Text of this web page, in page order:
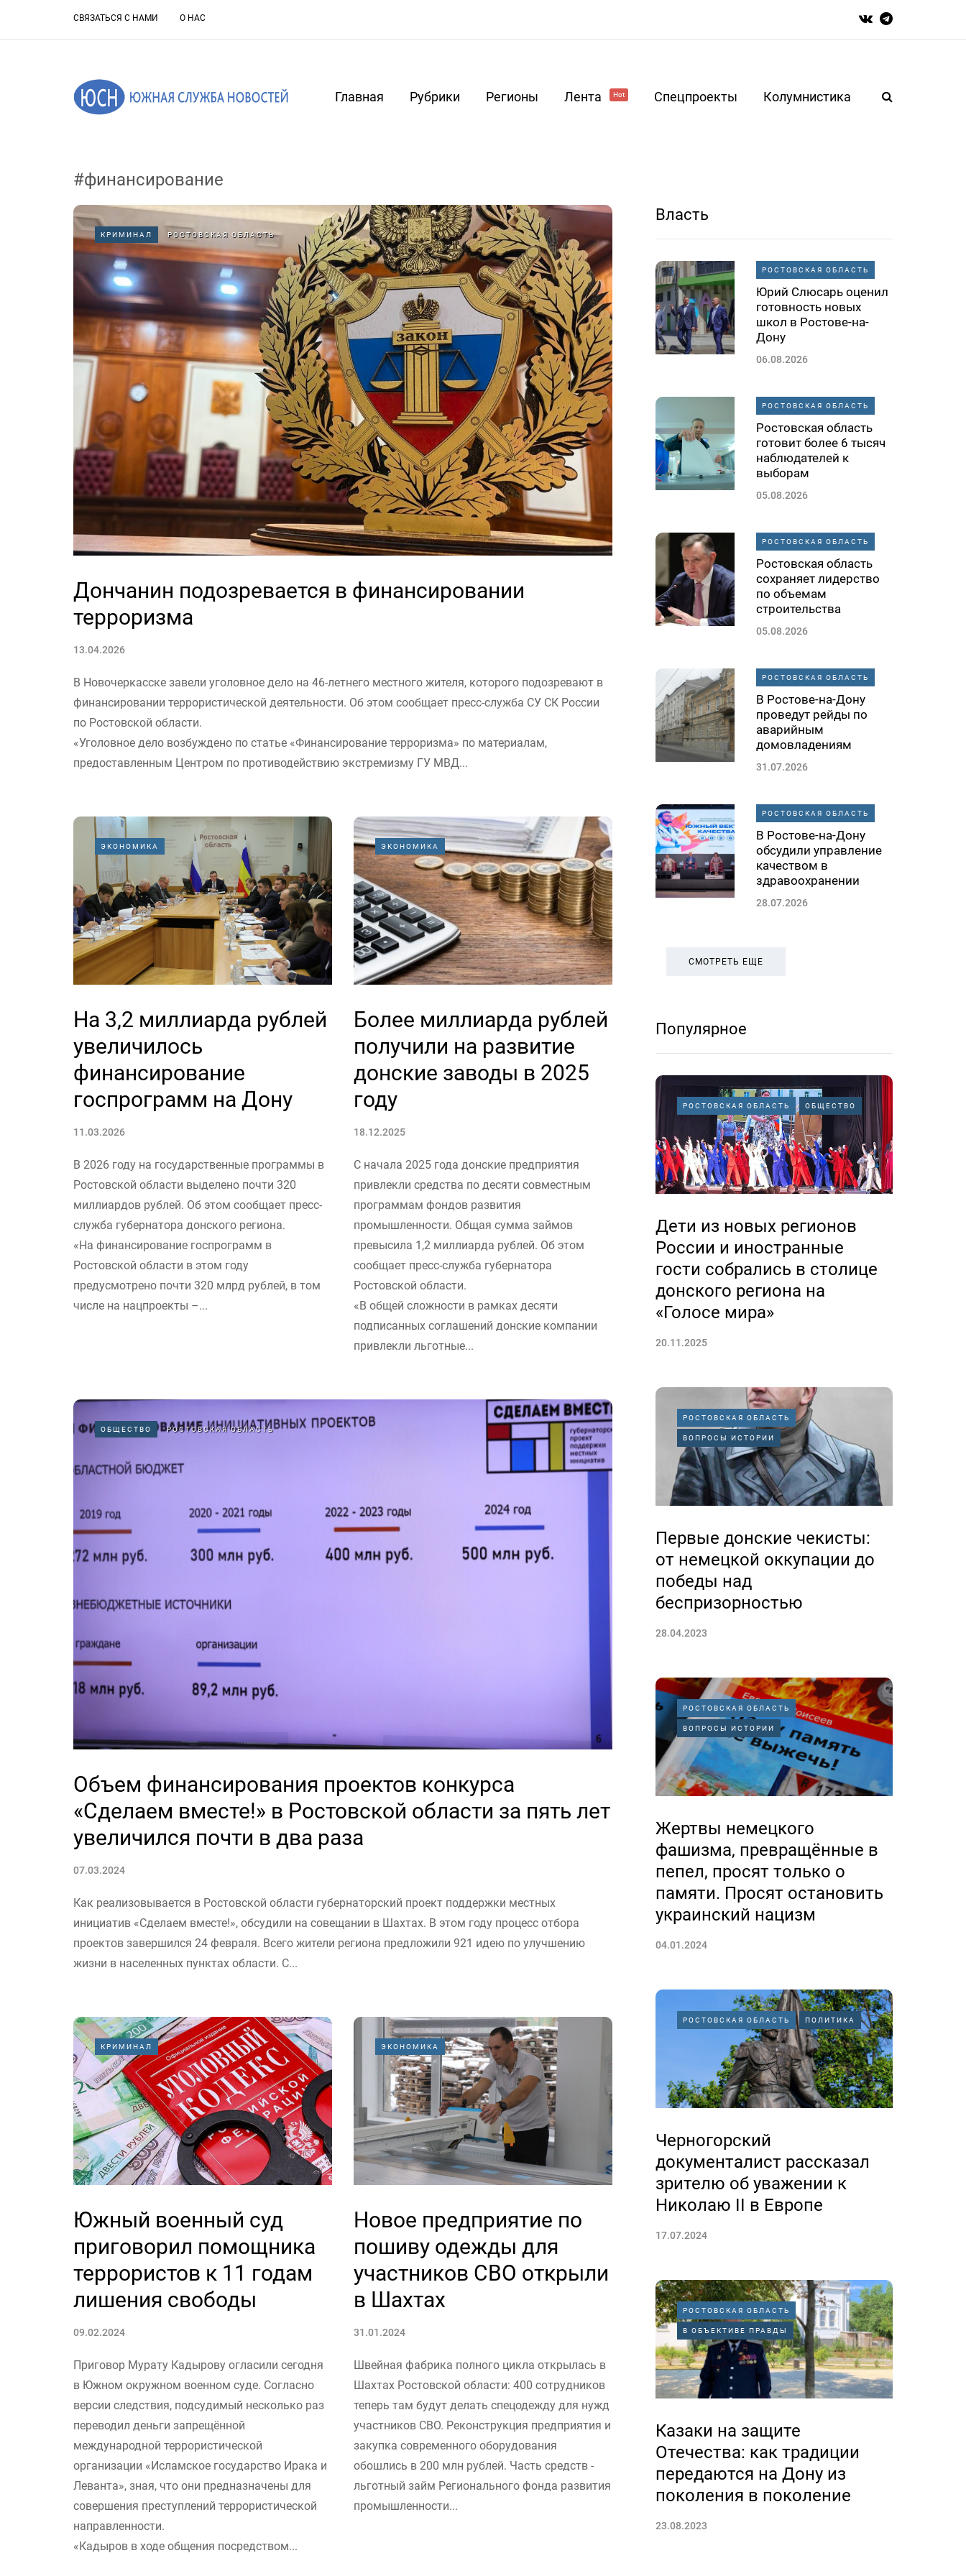
СВЯЗАТЬСЯ С НАМИ О НАС
Главная Рубрики Регионы Лента Hot Спецпроекты Колумнистика
#финансирование
КРИМИНАЛ РОСТОВСКАЯ ОБЛАСТЬ
Дончанин подозревается в финансировании
терроризма
13.04.2026
В Новочеркасске завели уголовное дело на 46-летнего местного жителя, которого подозревают в
финансировании террористической деятельности. Об этом сообщает пресс-служба СУ СК России
по Ростовской области.
«Уголовное дело возбуждено по статье «Финансирование терроризма» по материалам,
предоставленным Центром по противодействию экстремизму ГУ МВД...
ЭКОНОМИКА
На 3,2 миллиарда рублей
увеличилось
финансирование
госпрограмм на Дону
11.03.2026
В 2026 году на государственные программы в
Ростовской области выделено почти 320
миллиардов рублей. Об этом сообщает пресс-
служба губернатора донского региона.
«На финансирование госпрограмм в
Ростовской области в этом году
предусмотрено почти 320 млрд рублей, в том
числе на нацпроекты –...
ЭКОНОМИКА
Более миллиарда рублей
получили на развитие
донские заводы в 2025
году
18.12.2025
С начала 2025 года донские предприятия
привлекли средства по десяти совместным
программам фондов развития
промышленности. Общая сумма займов
превысила 1,2 миллиарда рублей. Об этом
сообщает пресс-служба губернатора
Ростовской области.
«В общей сложности в рамках десяти
подписанных соглашений донские компании
привлекли льготные...
ОБЩЕСТВО РОСТОВСКАЯ ОБЛАСТЬ
Объем финансирования проектов конкурса
«Сделаем вместе!» в Ростовской области за пять лет
увеличился почти в два раза
07.03.2024
Как реализовывается в Ростовской области губернаторский проект поддержки местных
инициатив «Сделаем вместе!», обсудили на совещании в Шахтах. В этом году процесс отбора
проектов завершился 24 февраля. Всего жители региона предложили 921 идею по улучшению
жизни в населенных пунктах области. С...
КРИМИНАЛ
Южный военный суд
приговорил помощника
террористов к 11 годам
лишения свободы
09.02.2024
Приговор Мурату Кадырову огласили сегодня
в Южном окружном военном суде. Согласно
версии следствия, подсудимый несколько раз
переводил деньги запрещённой
международной террористической
организации «Исламское государство Ирака и
Леванта», зная, что они предназначены для
совершения преступлений террористической
направленности.
«Кадыров в ходе общения посредством...
ЭКОНОМИКА
Новое предприятие по
пошиву одежды для
участников СВО открыли
в Шахтах
31.01.2024
Швейная фабрика полного цикла открылась в
Шахтах Ростовской области: 400 сотрудников
теперь там будут делать спецодежду для нужд
участников СВО. Реконструкция предприятия и
закупка современного оборудования
обошлись в 200 млн рублей. Часть средств -
льготный займ Регионального фонда развития
промышленности...
Власть
РОСТОВСКАЯ ОБЛАСТЬ
Юрий Слюсарь оценил
готовность новых
школ в Ростове-на-
Дону
06.08.2026
РОСТОВСКАЯ ОБЛАСТЬ
Ростовская область
готовит более 6 тысяч
наблюдателей к
выборам
05.08.2026
РОСТОВСКАЯ ОБЛАСТЬ
Ростовская область
сохраняет лидерство
по объемам
строительства
05.08.2026
РОСТОВСКАЯ ОБЛАСТЬ
В Ростове-на-Дону
проведут рейды по
аварийным
домовладениям
31.07.2026
РОСТОВСКАЯ ОБЛАСТЬ
В Ростове-на-Дону
обсудили управление
качеством в
здравоохранении
28.07.2026
СМОТРЕТЬ ЕЩЕ
Популярное
РОСТОВСКАЯ ОБЛАСТЬ ОБЩЕСТВО
Дети из новых регионов
России и иностранные
гости собрались в столице
донского региона на
«Голосе мира»
20.11.2025
РОСТОВСКАЯ ОБЛАСТЬ
ВОПРОСЫ ИСТОРИИ
Первые донские чекисты:
от немецкой оккупации до
победы над
беспризорностью
28.04.2023
РОСТОВСКАЯ ОБЛАСТЬ
ВОПРОСЫ ИСТОРИИ
Жертвы немецкого
фашизма, превращённые в
пепел, просят только о
памяти. Просят остановить
украинский нацизм
04.01.2024
РОСТОВСКАЯ ОБЛАСТЬ ПОЛИТИКА
Черногорский
документалист рассказал
зрителю об уважении к
Николаю II в Европе
17.07.2024
РОСТОВСКАЯ ОБЛАСТЬ
В ОБЪЕКТИВЕ ПРАВДЫ
Казаки на защите
Отечества: как традиции
передаются на Дону из
поколения в поколение
23.08.2023